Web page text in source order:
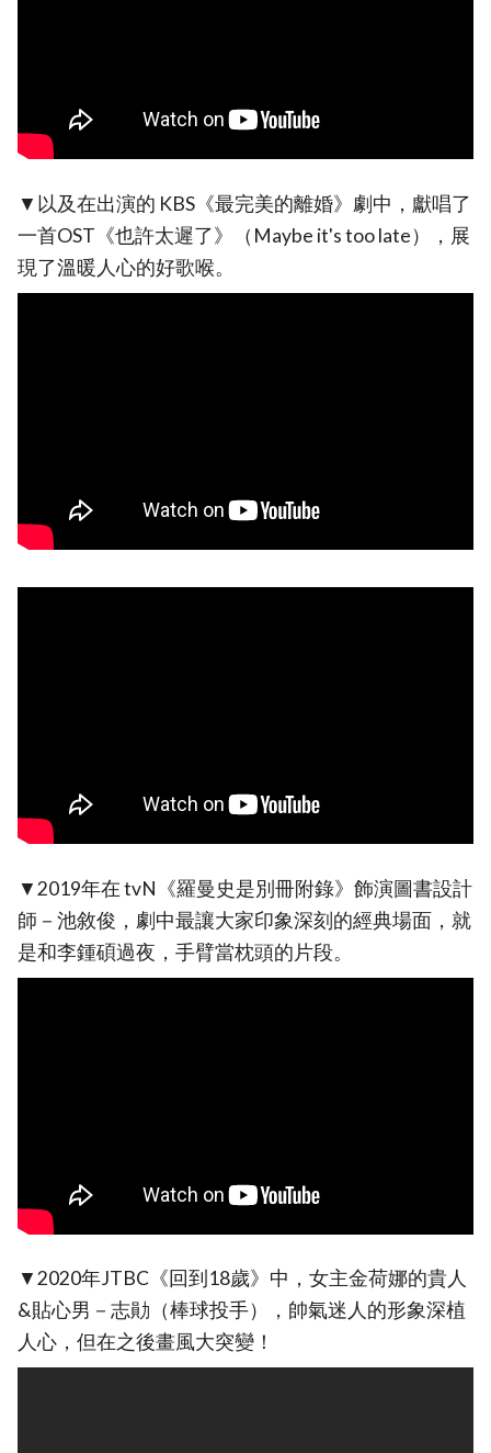
▼以及在出演的 KBS《最完美的離婚》劇中，獻唱了
一首OST《也許太遲了》（Maybe it's too late），展
現了溫暖人心的好歌喉。
▼2019年在 tvN《羅曼史是別冊附錄》飾演圖書設計
師－池敘俊，劇中最讓大家印象深刻的經典場面，就
是和李鍾碩過夜，手臂當枕頭的片段。
▼2020年JTBC《回到18歲》中，女主金荷娜的貴人
&貼心男－志勛（棒球投手），帥氣迷人的形象深植
人心，但在之後畫風大突變！